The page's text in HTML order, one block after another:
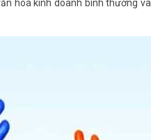
hoá kinh doanh bình thường và